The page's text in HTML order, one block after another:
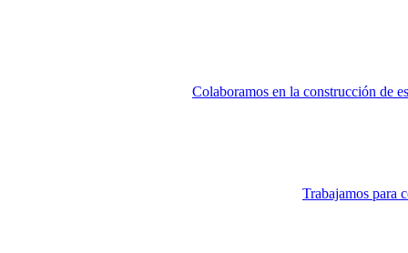
Colaboramos en la construcción de
Trabajamos para